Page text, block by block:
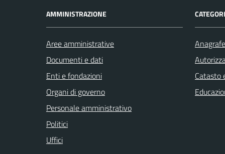
AMMINISTRAZIONE
Aree amministrative
Documenti e dati
Enti e fondazioni
Organi di governo
Personale amministrativo
Politici
Uffici
Catasto